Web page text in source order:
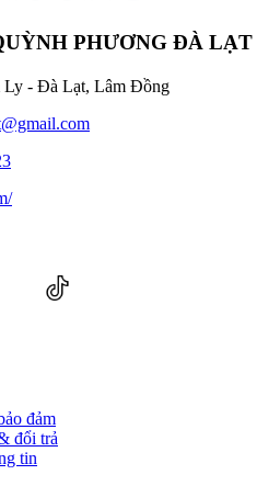
PHƯƠNG ĐÀ LẠT
Ly - Đà Lạt, Lâm Đồng
đảm
đổi trả
tin